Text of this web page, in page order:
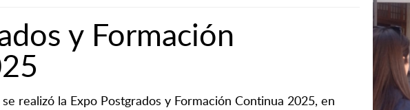
y Formación
realizó la Expo Postgrados y Formación Continua 2025, en